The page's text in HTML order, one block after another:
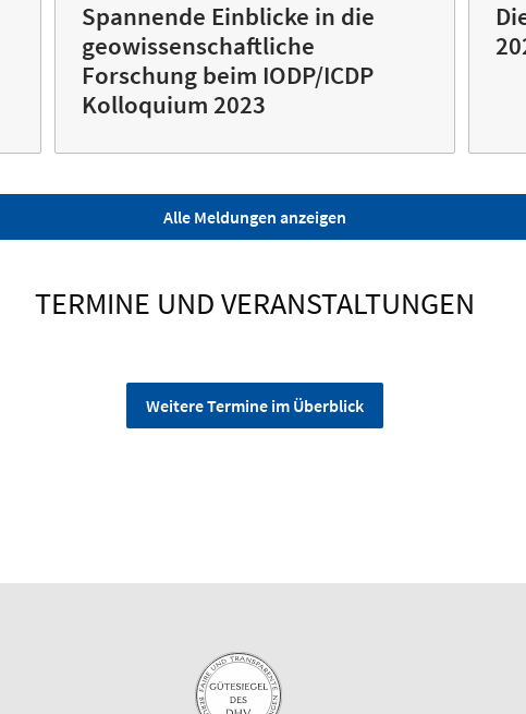
Spannende Einblicke in die
geowissenschaftliche
Forschung beim IODP/ICDP
Kolloquium 2023
Alle Meldungen anzeigen
TERMINE UND VERANSTALTUNGEN
Weitere Termine im Überblick